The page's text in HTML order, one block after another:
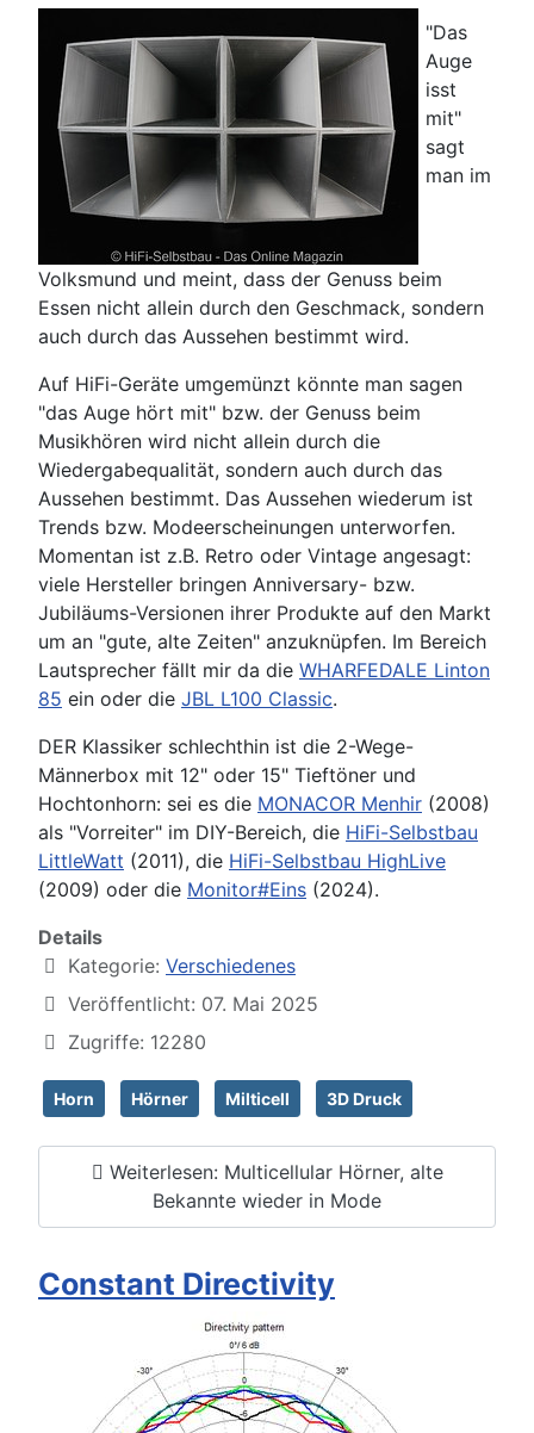
"Das
Auge
isst
mit"
sagt
man im
Volksmund und meint, dass der Genuss beim
Essen nicht allein durch den Geschmack, sondern
auch durch das Aussehen bestimmt wird.
Auf HiFi-Geräte umgemünzt könnte man sagen
"das Auge hört mit" bzw. der Genuss beim
Musikhören wird nicht allein durch die
Wiedergabequalität, sondern auch durch das
Aussehen bestimmt. Das Aussehen wiederum ist
Trends bzw. Modeerscheinungen unterworfen.
Momentan ist z.B. Retro oder Vintage angesagt:
viele Hersteller bringen Anniversary- bzw.
Jubiläums-Versionen ihrer Produkte auf den Markt
um an "gute, alte Zeiten" anzuknüpfen. Im Bereich
Lautsprecher fällt mir da die WHARFEDALE Linton
85 ein oder die JBL L100 Classic.
DER Klassiker schlechthin ist die 2-Wege-
Männerbox mit 12" oder 15" Tieftöner und
Hochtonhorn: sei es die MONACOR Menhir (2008)
als "Vorreiter" im DIY-Bereich, die HiFi-Selbstbau
LittleWatt (2011), die HiFi-Selbstbau HighLive
(2009) oder die Monitor#Eins (2024).
Details
Kategorie: Verschiedenes
Veröffentlicht: 07. Mai 2025
Zugriffe: 12280
Horn Hörner Milticell 3D Druck
Weiterlesen: Multicellular Hörner, alte
Bekannte wieder in Mode
Constant Directivity